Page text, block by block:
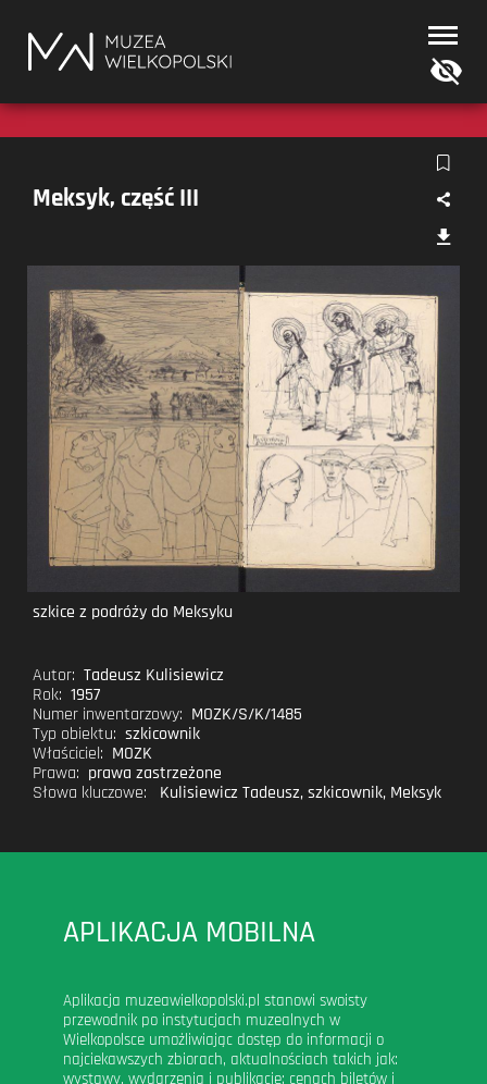
Muzea
Wielkopolski
Meksyk, część III
szkice z podróży do Meksyku
Autor: Tadeusz Kulisiewicz
Rok: 1957
Numer inwentarzowy: MOZK/S/K/1485
Typ obiektu: szkicownik
Właściciel: MOZK
Prawa: prawa zastrzeżone
Słowa kluczowe:
Kulisiewicz Tadeusz,szkicownik, Meksyk
APLIKACJA MOBILNA
Aplikacja muzeawielkopolski.pl stanowi swoisty
przewodnik po instytucjach muzealnych w
Wielkopolsce umożliwiając dostęp do informacji o
najciekawszych zbiorach, aktualnościach takich jak:
wystawy, wydarzenia i publikacje; cenach biletów i